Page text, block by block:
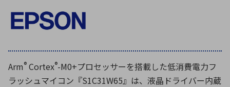
ブログ｜ここから始まる最新技術
レーダ・衛星通信
照射
医療機器
Y
検索
Arm® Cortex®-M0+プロセッサーを搭載した低消費電力フ
ラッシュマイコン『S1C31W65』は、液晶ドライバー内蔵